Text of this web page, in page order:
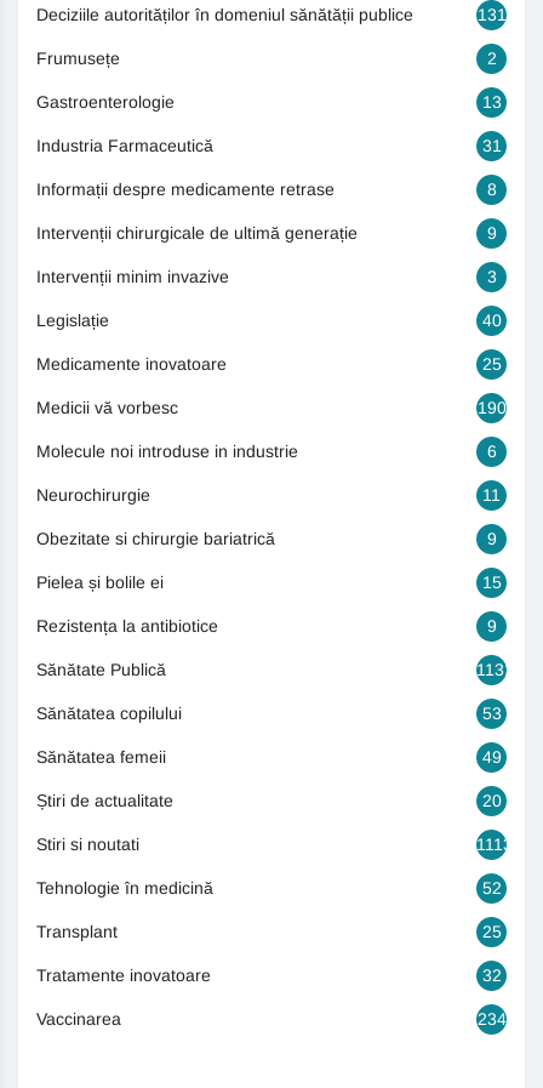
Deciziile autorităților în domeniul sănătății publice 131
Frumusețe 2
Gastroenterologie 13
Industria Farmaceutică 31
Informații despre medicamente retrase 8
Intervenții chirurgicale de ultimă generație 9
Intervenții minim invazive 3
Legislație 40
Medicamente inovatoare 25
Medicii vă vorbesc 190
Molecule noi introduse in industrie 6
Neurochirurgie 11
Obezitate si chirurgie bariatrică 9
Pielea și bolile ei 15
Rezistența la antibiotice 9
Sănătate Publică 1131
Sănătatea copilului 53
Sănătatea femeii 49
Știri de actualitate 20
Stiri si noutati 1113
Tehnologie în medicină 52
Transplant 25
Tratamente inovatoare 32
Vaccinarea 234